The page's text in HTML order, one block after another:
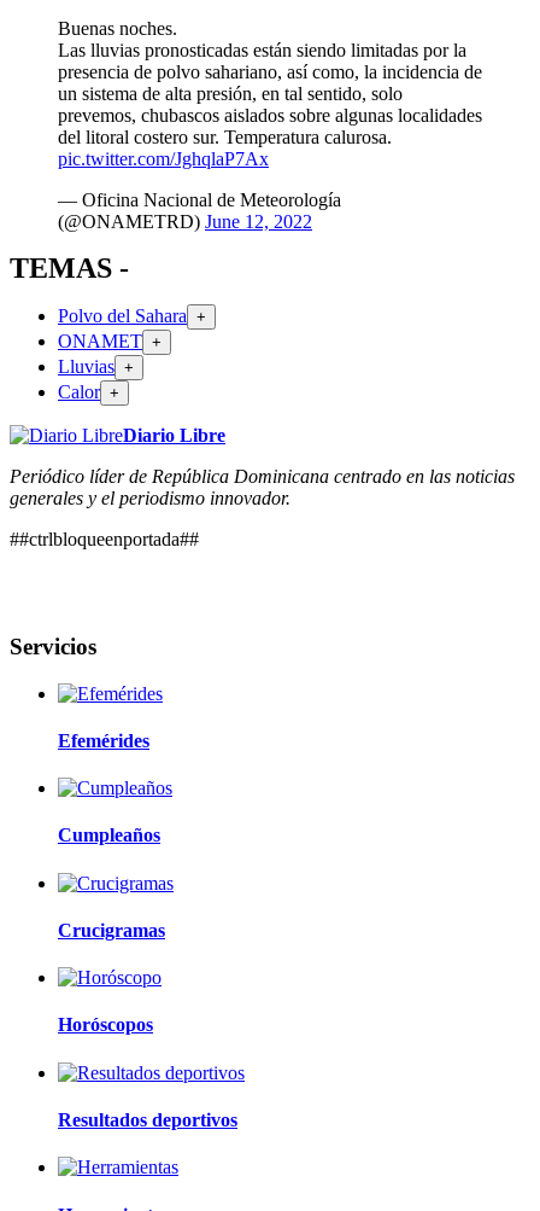
Buenas noches.
Las lluvias pronosticadas están siendo limitadas por la
presencia de polvo sahariano, así como, la incidencia de
un sistema de alta presión, en tal sentido, solo
prevemos, chubascos aislados sobre algunas localidades
del litoral costero sur. Temperatura calurosa.
pic.twitter.com/JghqlaP7Ax
— Oficina Nacional de Meteorología
(@ONAMETRD) June 12, 2022
TEMAS -
Polvo del Sahara +
ONAMET +
Lluvias +
Calor +
Diario Libre
Periódico líder de República Dominicana centrado en las noticias
generales y el periodismo innovador.
##ctrlbloqueenportada##
Servicios
Efemérides
Cumpleaños
Crucigramas
Horóscopos
Resultados deportivos